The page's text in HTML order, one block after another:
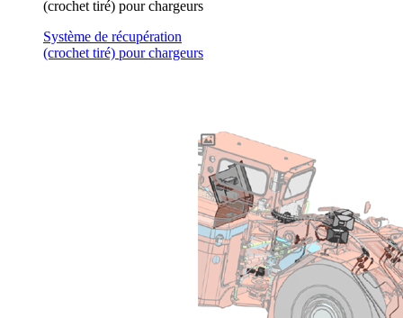
(crochet tiré) pour chargeurs
Système de récupération
(crochet tiré) pour chargeurs